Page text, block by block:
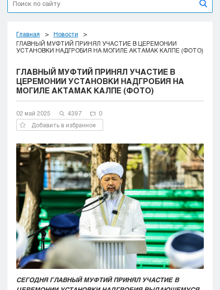
Алматы
Актобе
Атырау
Жезказган
Кокшетау
Костанай
Кызылорда
Павлодар
Петропавловск
Талдыкорган
Тараз
Туркестан
Уральск
Усть-Каменогорск
Шымкент
Главная
Новости
ГЛАВНЫЙ МУФТИЙ ПРИНЯЛ УЧАСТИЕ В ЦЕРЕМОНИИ
УСТАНОВКИ НАДГРОБИЯ НА МОГИЛЕ АКТАМАК КАЛПЕ (ФОТО)
ГЛАВНЫЙ МУФТИЙ ПРИНЯЛ УЧАСТИЕ В
ЦЕРЕМОНИИ УСТАНОВКИ НАДГРОБИЯ НА
МОГИЛЕ АКТАМАК КАЛПЕ (ФОТО)
02 май 2025 4397
0
Добавить в избранное
СЕГОДНЯ ГЛАВНЫЙ МУФТИЙ ПРИНЯЛ УЧАСТИЕ В